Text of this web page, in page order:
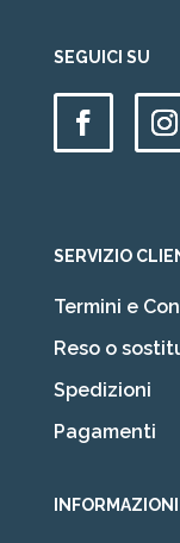
SEGUICI SU
SERVIZIO
Termini e
Reso o
Spedizioni
Pagamenti
INFORMAZIONI